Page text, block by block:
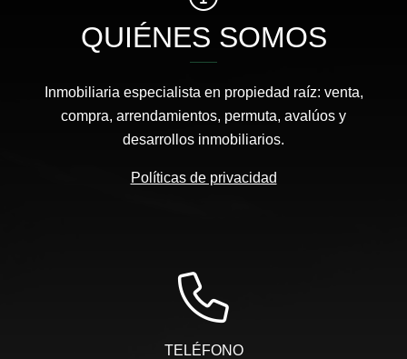
QUIÉNES SOMOS
Inmobiliaria especialista en propiedad raíz: venta,
compra, arrendamientos, permuta, avalúos y
desarrollos inmobiliarios.
Políticas de privacidad
TELÉFONO